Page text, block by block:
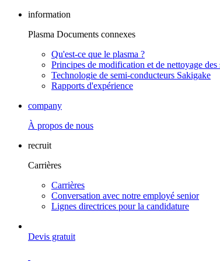
information
Plasma Documents connexes
Qu'est-ce que le plasma ?
Principes de modification et de nettoyage des
Technologie de semi-conducteurs Sakigake
Rapports d'expérience
company
À propos de nous
recruit
Carrières
Carrières
Conversation avec notre employé senior
Lignes directrices pour la candidature
Devis gratuit